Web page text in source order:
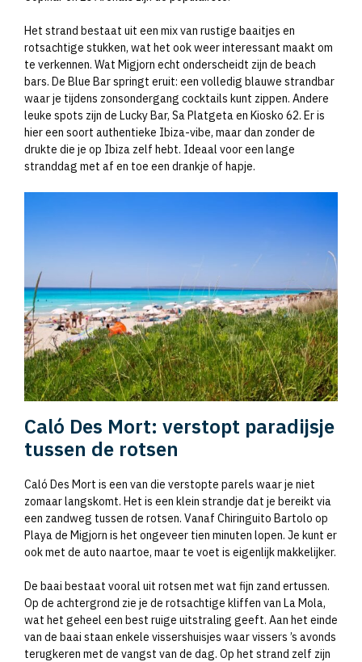
Het strand bestaat uit een mix van rustige baaitjes en
rotsachtige stukken, wat het ook weer interessant maakt om
te verkennen. Wat Migjorn echt onderscheidt zijn de beach
bars. De Blue Bar springt eruit: een volledig blauwe strandbar
waar je tijdens zonsondergang cocktails kunt zippen. Andere
leuke spots zijn de Lucky Bar, Sa Platgeta en Kiosko 62. Er is
hier een soort authentieke Ibiza-vibe, maar dan zonder de
drukte die je op Ibiza zelf hebt. Ideaal voor een lange
stranddag met af en toe een drankje of hapje.
Caló Des Mort: verstopt paradijsje
tussen de rotsen
Caló Des Mort is een van die verstopte parels waar je niet
zomaar langskomt. Het is een klein strandje dat je bereikt via
een zandweg tussen de rotsen. Vanaf Chiringuito Bartolo op
Playa de Migjorn is het ongeveer tien minuten lopen. Je kunt er
ook met de auto naartoe, maar te voet is eigenlijk makkelijker.
De baai bestaat vooral uit rotsen met wat fijn zand ertussen.
Op de achtergrond zie je de rotsachtige kliffen van La Mola,
wat het geheel een best ruige uitstraling geeft. Aan het einde
van de baai staan enkele vissershuisjes waar vissers ’s avonds
terugkeren met de vangst van de dag. Op het strand zelf zijn